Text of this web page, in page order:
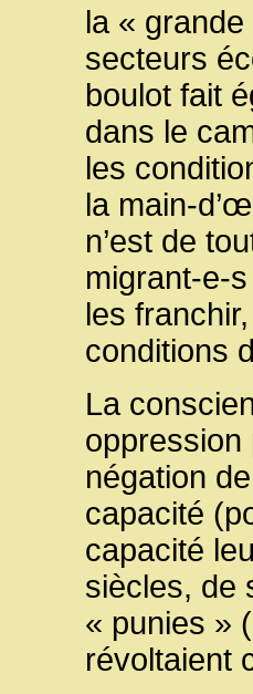
la «
secteurs
boulot fait
dans le
les
la main-
n’est de
migrant-e-
les
conditions
La
oppression
négation
capacité
capacité
siècles, de
« punies »
révoltaient